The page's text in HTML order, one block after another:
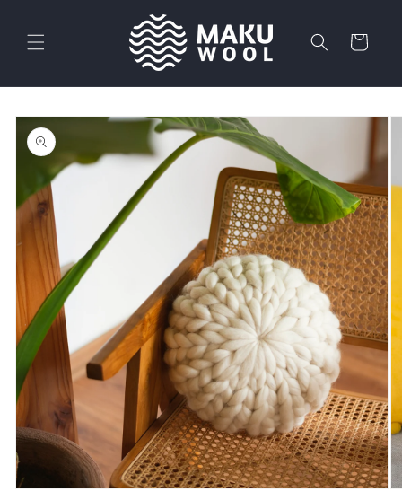
al contenido
Carrito
directamente
a la
información
del producto